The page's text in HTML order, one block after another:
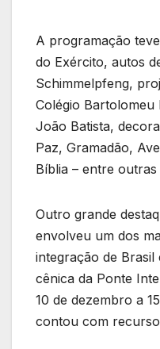
A programação
do Exército, autos
Schimmelpfeng,
Colégio
João Batista,
Paz, Gramadão,
Bíblia – entre
Outro grande
envolveu um dos
integração de Brasil
cênica da Ponte
10 de dezembro a
contou com